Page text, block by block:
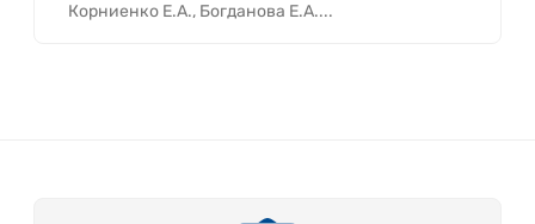
Корниенко Е.А., Богданова Е.А....